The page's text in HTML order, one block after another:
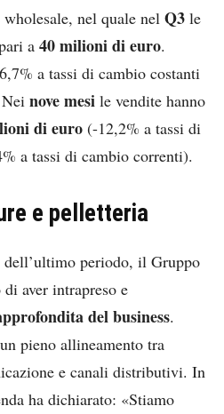
nel quale nel Q3 le
a 40 milioni di euro.
a tassi di cambio costanti
nove mesi le vendite hanno
di euro (-12,2% a tassi di
a tassi di cambio correnti).
e pelletteria
periodo, il Gruppo
aver intrapreso e
del business.
pieno allineamento tra
e canali distributivi. In
ha dichiarato: «Stiamo